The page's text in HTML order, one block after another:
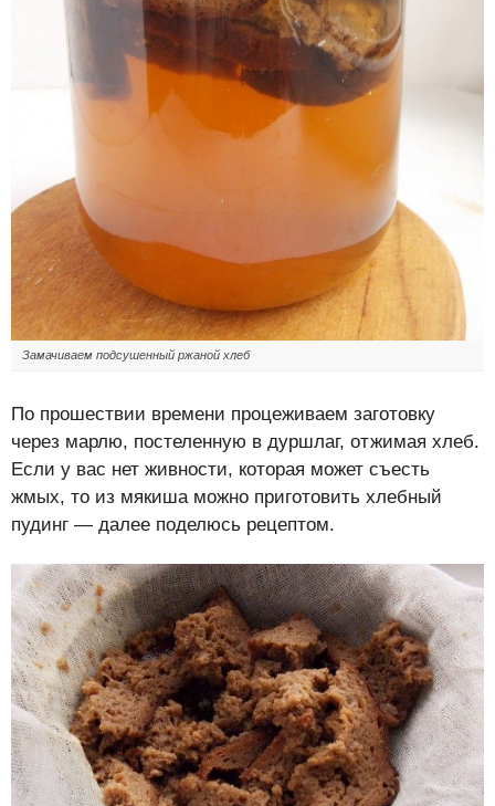
Замачиваем подсушенный ржаной хлеб
По прошествии времени процеживаем заготовку
через марлю, постеленную в дуршлаг, отжимая хлеб.
Если у вас нет живности, которая может съесть
жмых, то из мякиша можно приготовить хлебный
пудинг — далее поделюсь рецептом.